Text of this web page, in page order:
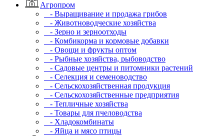
Агропром
- Выращивание и продажа грибов
- Животноводческие хозяйства
- Зерно и зерноотходы
- Комбикорма и кормовые добавки
- Овощи и фрукты оптом
- Рыбные хозяйства, рыбоводство
- Садовые центры и питомники растений
- Селекция и семеноводство
- Сельскохозяйственная продукция
- Сельскохозяйственные предприятия
- Тепличные хозяйства
- Товары для пчеловодства
- Хладокомбинаты
- Яйца и мясо птицы